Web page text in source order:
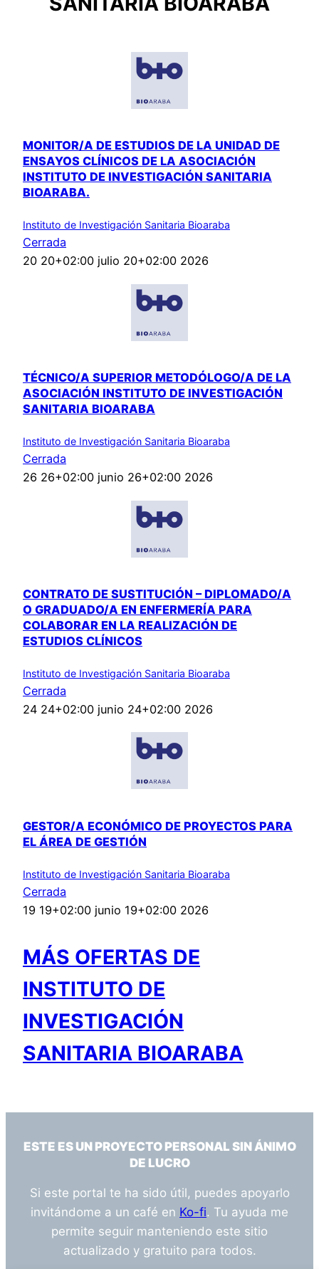
MONITOR/A DE ESTUDIOS DE LA UNIDAD DE
ENSAYOS CLÍNICOS DE LA ASOCIACIÓN
INSTITUTO DE INVESTIGACIÓN SANITARIA
BIOARABA.
Instituto de Investigación Sanitaria Bioaraba
Cerrada
20 20+02:00 julio 20+02:00 2026
TÉCNICO/A SUPERIOR METODÓLOGO/A DE LA
ASOCIACIÓN INSTITUTO DE INVESTIGACIÓN
SANITARIA BIOARABA
Instituto de Investigación Sanitaria Bioaraba
Cerrada
26 26+02:00 junio 26+02:00 2026
CONTRATO DE SUSTITUCIÓN – DIPLOMADO/A
O GRADUADO/A EN ENFERMERÍA PARA
COLABORAR EN LA REALIZACIÓN DE
ESTUDIOS CLÍNICOS
Instituto de Investigación Sanitaria Bioaraba
Cerrada
24 24+02:00 junio 24+02:00 2026
GESTOR/A ECONÓMICO DE PROYECTOS PARA
EL ÁREA DE GESTIÓN
Instituto de Investigación Sanitaria Bioaraba
Cerrada
19 19+02:00 junio 19+02:00 2026
MÁS OFERTAS DE
INSTITUTO DE
INVESTIGACIÓN
SANITARIA BIOARABA
ESTE ES UN PROYECTO PERSONAL SIN ÁNIMO
DE LUCRO
Si este portal te ha sido útil, puedes apoyarlo
invitándome a un café en Ko-fi. Tu ayuda me
permite seguir manteniendo este sitio
actualizado y gratuito para todos.